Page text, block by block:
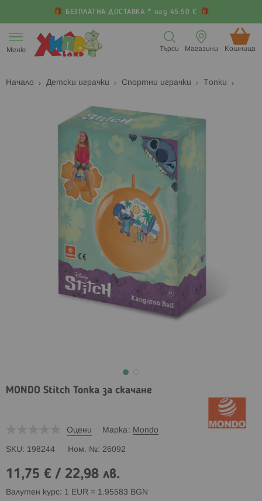
БЕЗПЛАТНА ДОСТАВКА * над 45.50 €
към
съдържанието
Меню Кошница (
Магазини
Търси
Начало Детски играчки Спортни играчки Топки
изображенията
MONDO Stitch Топка за скачане
Оцени Марка Mondo
SKU 198244 Ном. № 26092
11,75 € / 22,98 лв.
Валутен курс: 1 EUR = 1.95583 BGN